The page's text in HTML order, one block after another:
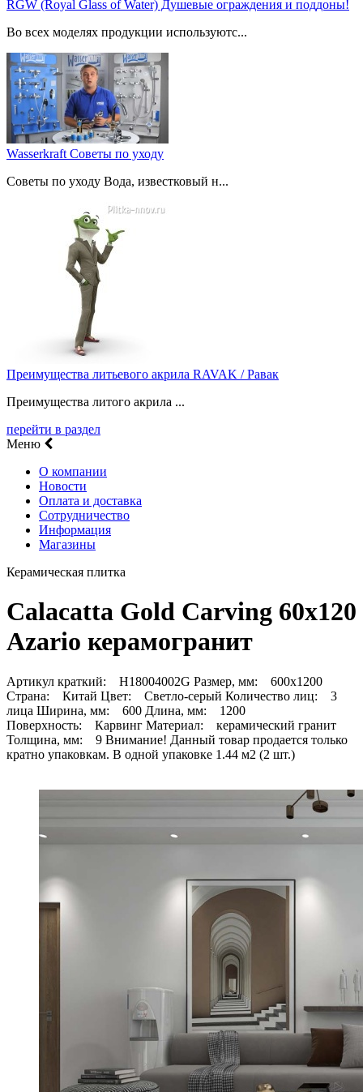
RGW (Royal Glass of Water) Душевые ограждения и поддоны!
Во всех моделях продукции используютс...
Wasserkraft Советы по уходу
Советы по уходу Вода, известковый н...
Преимущества литьевого акрила RAVAK / Равак
Преимущества литого акрила ...
перейти в раздел
Меню
О компании
Новости
Оплата и доставка
Сотрудничество
Информация
Магазины
Керамическая плитка
Calacatta Gold Carving 60х120
Azario керамогранит
Артикул краткий: H18004002G Размер, мм: 600х1200
Страна: Китай Цвет: Светло-серый Количество лиц: 3
лица Ширина, мм: 600 Длина, мм: 1200
Поверхность: Карвинг Материал: керамический гранит
Толщина, мм: 9 Внимание! Данный товар продается только
кратно упаковкам. В одной упаковке 1.44 м2 (2 шт.)